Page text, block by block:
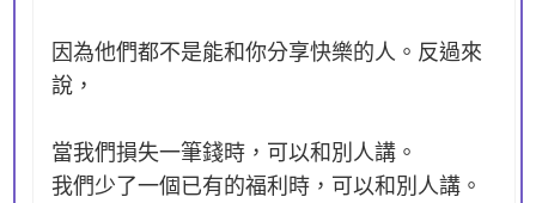
因為他們都不是能和你分享快樂的人。反過來
說，
當我們損失一筆錢時，可以和別人講。
我們少了一個已有的福利時，可以和別人講。